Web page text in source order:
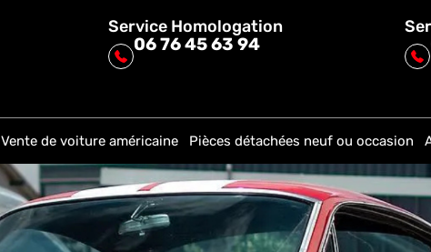
Service Homologation
06 76 45 63 94
Vente de voiture américaine Pièces détachées neuf ou occasion